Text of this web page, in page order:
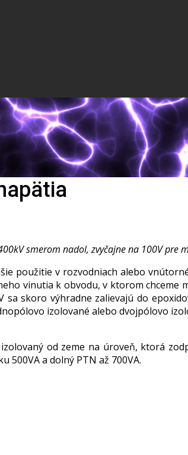
smerom nadol, zvyčajne na 100V pre
použitie v rozvodniach alebo
vinutia k obvodu, v ktorom chceme
skoro výhradne zalievajú do
izolované alebo dvojpólovo
od zeme na úroveň, ktorá
500VA a dolný PTN až 700VA.